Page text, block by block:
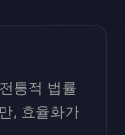
통적 법률
, 효율화가